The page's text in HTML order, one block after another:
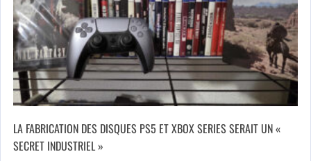
LA FABRICATION DES DISQUES PS5 ET XBOX SERIES SERAIT UN «
SECRET INDUSTRIEL »